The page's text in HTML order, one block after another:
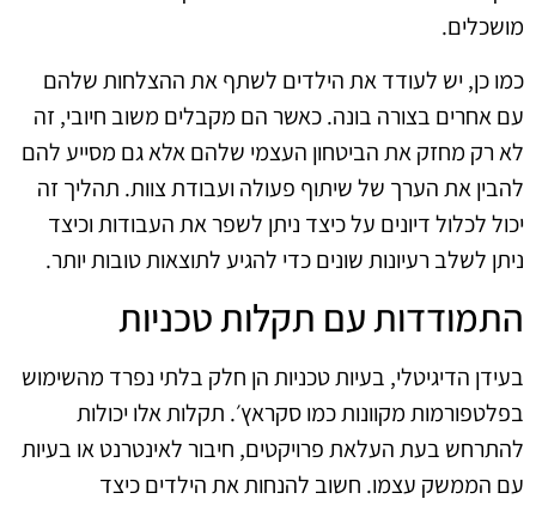
מושכלים.
כמו כן, יש לעודד את הילדים לשתף את ההצלחות שלהם
עם אחרים בצורה בונה. כאשר הם מקבלים משוב חיובי, זה
לא רק מחזק את הביטחון העצמי שלהם אלא גם מסייע להם
להבין את הערך של שיתוף פעולה ועבודת צוות. תהליך זה
יכול לכלול דיונים על כיצד ניתן לשפר את העבודות וכיצד
ניתן לשלב רעיונות שונים כדי להגיע לתוצאות טובות יותר.
התמודדות עם תקלות טכניות
בעידן הדיגיטלי, בעיות טכניות הן חלק בלתי נפרד מהשימוש
בפלטפורמות מקוונות כמו סקראץ׳. תקלות אלו יכולות
להתרחש בעת העלאת פרויקטים, חיבור לאינטרנט או בעיות
עם הממשק עצמו. חשוב להנחות את הילדים כיצד